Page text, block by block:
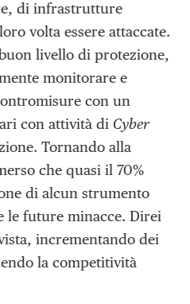
di infrastrutture
volta essere attaccate.
livello di protezione,
monitorare e
con un
con attività diCyber
Tornando alla
che quasi il 70%
di alcun strumento
le future minacce. Direi
incrementando dei
la competitività